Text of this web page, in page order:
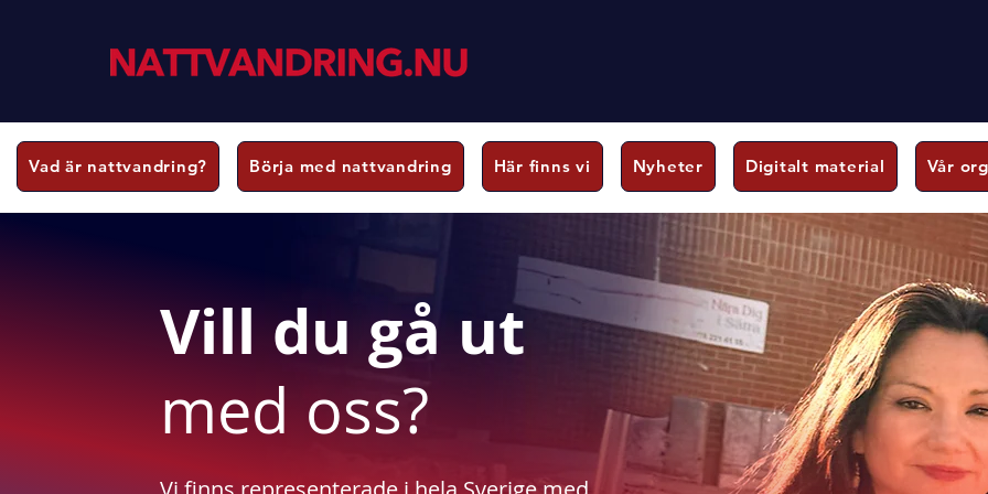
Vad är nattvandring? Börja med nattvandring Här finns vi Nyheter Digitalt material Vår
Vill du gå ut
med oss?